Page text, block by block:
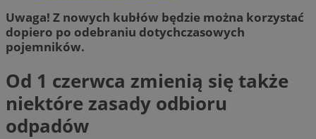
Uwaga! Z nowych kubłów będzie można korzystać
dopiero po odebraniu dotychczasowych
pojemników.
Od 1 czerwca zmienią się także
niektóre zasady odbioru
odpadów